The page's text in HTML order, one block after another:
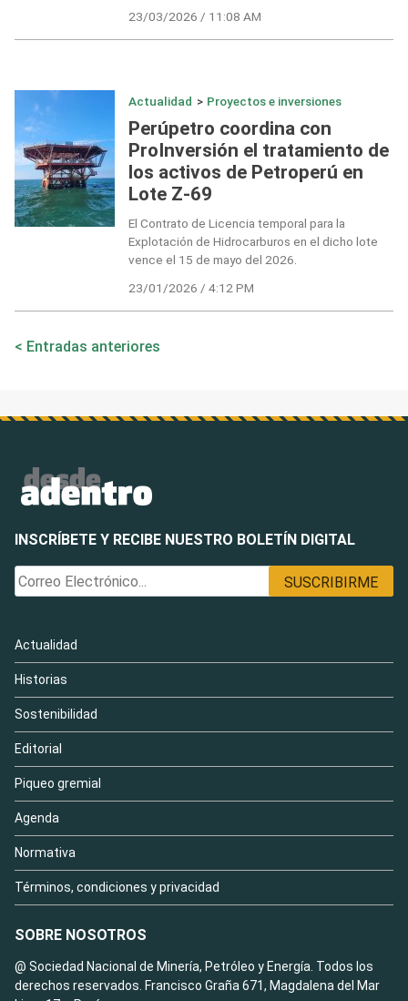
23/03/2026 / 11:08 AM
Actualidad > Proyectos e inversiones
Perúpetro coordina con
ProInversión el tratamiento de
los activos de Petroperú en
Lote Z-69
El Contrato de Licencia temporal para la
Explotación de Hidrocarburos en el dicho lote
vence el 15 de mayo del 2026.
23/01/2026 / 4:12 PM
Navegación
Entradas anteriores
INSCRÍBETE Y RECIBE NUESTRO BOLETÍN DIGITAL
Actualidad
Historias
Sostenibilidad
Editorial
Piqueo gremial
Agenda
Normativa
Términos, condiciones y privacidad
SOBRE NOSOTROS
@ Sociedad Nacional de Minería, Petróleo y Energía. Todos los
derechos reservados. Francisco Graña 671, Magdalena del Mar